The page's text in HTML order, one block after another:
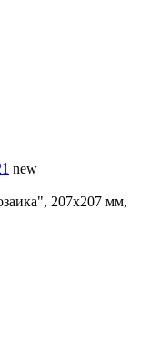
new
207х207 мм,